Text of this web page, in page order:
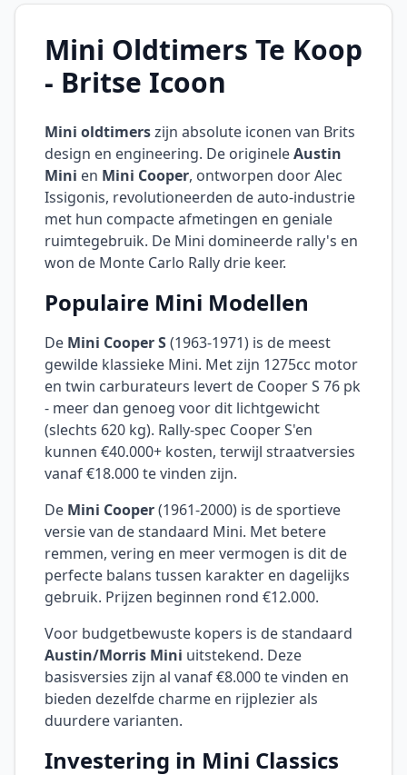
Mini Oldtimers Te Koop
- Britse Icoon
Mini oldtimerszijn absolute iconen van Brits
design en engineering. De origineleAustin
Mini en Mini Cooper, ontworpen door Alec
Issigonis, revolutioneerden de auto-industrie
met hun compacte afmetingen en geniale
ruimtegebruik. De Mini domineerde rally's en
won de Monte Carlo Rally drie keer.
Populaire Mini Modellen
De Mini Cooper S(1963-1971) is de meest
gewilde klassieke Mini. Met zijn 1275cc motor
en twin carburateurs levert de Cooper S 76 pk
- meer dan genoeg voor dit lichtgewicht
(slechts 620 kg). Rally-spec Cooper S'en
kunnen €40.000+ kosten, terwijl straatversies
vanaf €18.000 te vinden zijn.
De Mini Cooper(1961-2000) is de sportieve
versie van de standaard Mini. Met betere
remmen, vering en meer vermogen is dit de
perfecte balans tussen karakter en dagelijks
gebruik. Prijzen beginnen rond €12.000.
Voor budgetbewuste kopers is de standaard
Austin/Morris Mini uitstekend. Deze
basisversies zijn al vanaf €8.000 te vinden en
bieden dezelfde charme en rijplezier als
duurdere varianten.
Investering in Mini Classics